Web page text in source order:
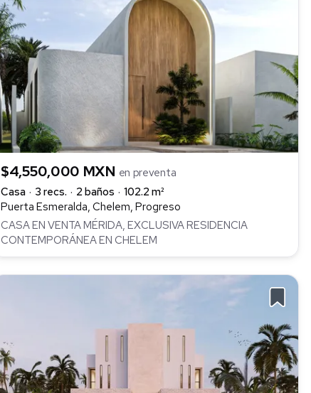
$4,550,000 MXN en preventa
Casa
3 recs. 2 baños
102.2 m²
Puerta Esmeralda, Chelem, Progreso
CASA EN VENTA MÉRIDA, EXCLUSIVA RESIDENCIA
CONTEMPORÁNEA EN CHELEM